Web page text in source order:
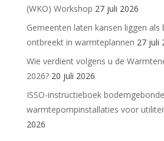
(WKO) Workshop 27 juli 2026
Gemeenten laten kansen liggen als
ontbreekt in warmteplannen 27 juli
Wie verdient volgens u de
2026? 20 juli 2026
ISSO-instructieboek
warmtepompinstallaties voor
2026